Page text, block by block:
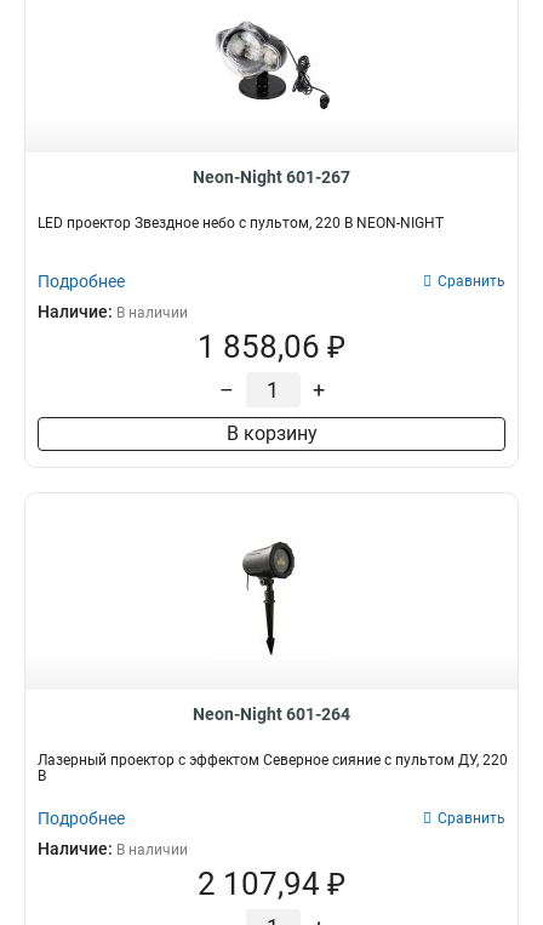
Neon-Night 601-267
LED проектор Звездное небо с пультом, 220 В NEON-NIGHT
Подробнее Сравнить
Наличие: В наличии
1 858,06 ₽
– +
В корзину
Neon-Night 601-264
Лазерный проектор с эффектом Северное сияние с пультом ДУ, 220
В
Подробнее Сравнить
Наличие: В наличии
2 107,94 ₽